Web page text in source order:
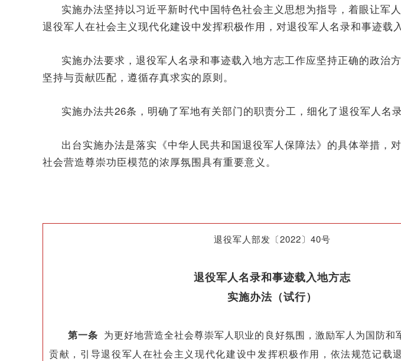
实施办法坚持以习近平新时代中国特色社会主义思想为指导，着眼让
退役军人在社会主义现代化建设中发挥积极作用，对退役军人名录和事迹载
实施办法要求，退役军人名录和事迹载入地方志工作应坚持正确的政治
坚持与贡献匹配，遵循存真求实的原则。
实施办法共26条，明确了军地有关部门的职责分工，细化了退役军人名
出台实施办法是落实《中华人民共和国退役军人保障法》的具体举措
社会营造尊崇功臣模范的浓厚氛围具有重要意义。
退役军人部发〔2022〕40号
退役军人名录和事迹载入地方志
实施办法（试行）
第一条 为更好地营造全社会尊崇军人职业的良好氛围，激励军人为国防和
贡献，引导退役军人在社会主义现代化建设中发挥积极作用，依法规范记载